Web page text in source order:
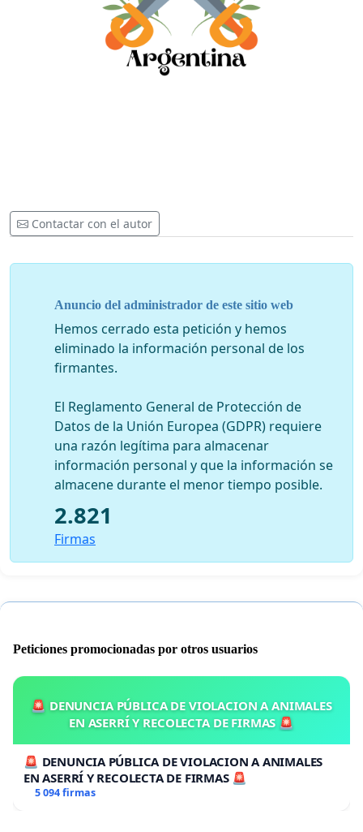
Contactar con el autor
Anuncio del administrador de este sitio web
Hemos cerrado esta petición y hemos
eliminado la información personal de los
firmantes.
El Reglamento General de Protección de
Datos de la Unión Europea (GDPR) requiere
una razón legítima para almacenar
información personal y que la información se
almacene durante el menor tiempo posible.
2.821
Firmas
Peticiones promocionadas por otros usuarios
🚨 DENUNCIA PÚBLICA DE VIOLACION A ANIMALES
EN ASERRÍ Y RECOLECTA DE FIRMAS 🚨
🚨 DENUNCIA PÚBLICA DE VIOLACION A ANIMALES
EN ASERRÍ Y RECOLECTA DE FIRMAS 🚨
5 094 firmas